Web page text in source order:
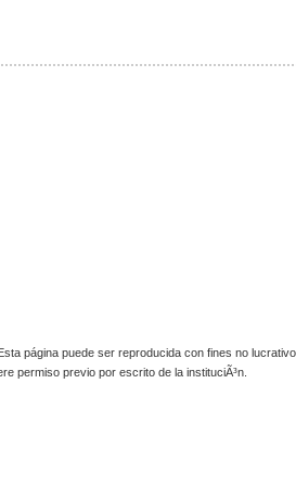
página puede ser reproducida con fines no
permiso previo por escrito de la instituciÃ³n.